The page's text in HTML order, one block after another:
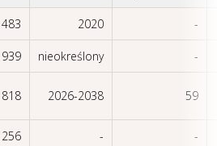
2020 -
939 nieokreślony -
818 2026-2038 59
256 - -